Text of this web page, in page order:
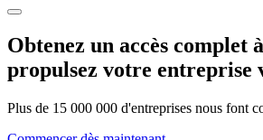
Obtenez un accès complet
propulsez votre entreprise
Plus de 15 000 000 d'entreprises nous font